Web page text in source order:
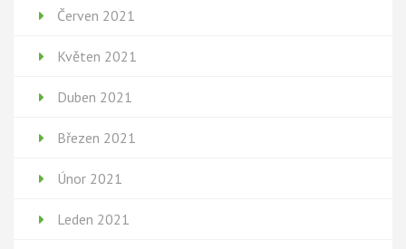
Červen 2021
Květen 2021
Duben 2021
Březen 2021
Únor 2021
Leden 2021